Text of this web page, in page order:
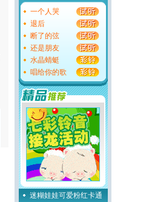
一个人哭
退后
断了的弦
还是朋友
水晶蜻蜓
唱给你的歌
迷糊娃娃可爱粉红卡通